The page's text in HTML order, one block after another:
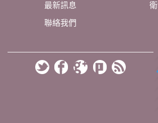
最新訊息
聯絡我們